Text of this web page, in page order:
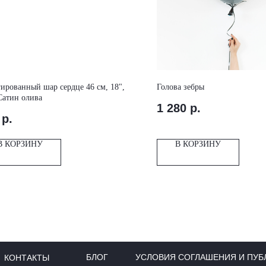
шар сердце 46 см, 18",
олива
р.
КОРЗИНУ
Голова зебры
1 280 р.
В КОРЗИНУ
КОНТАКТЫ БЛОГ УСЛОВИЯ СОГЛАШЕНИЯ И